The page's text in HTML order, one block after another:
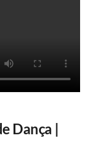
Dança |